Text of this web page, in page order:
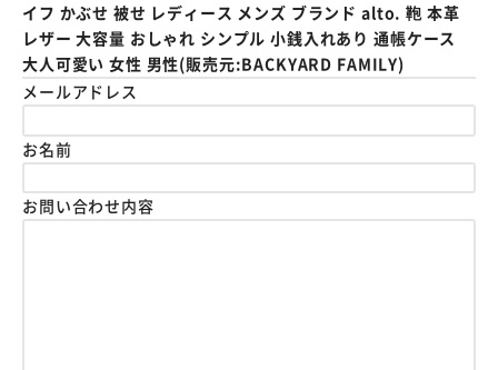
イフ かぶせ 被せ レディース メンズ ブランド alto. 鞄 本革
レザー 大容量 おしゃれ シンプル 小銭入れあり 通帳ケース
大人可愛い 女性 男性(販売元:BACKYARD FAMILY)
メールアドレス
お名前
お問い合わせ内容